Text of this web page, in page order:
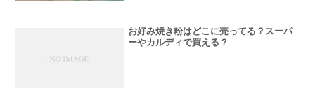
お好み焼き粉はどこに売ってる？スーパ
ーやカルディで買える？